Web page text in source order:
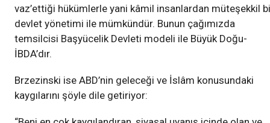
vaz’ettiği hükümlerle yani kâmil insanlardan müteşekkil
devlet yönetimi ile mümkündür. Bunun çağımızda
temsilcisi Başyücelik Devleti modeli ile Büyük Doğu-
İBDA’dır.
Brzezinski ise ABD’nin geleceği ve İslâm konusundaki
kaygılarını şöyle dile getiriyor: